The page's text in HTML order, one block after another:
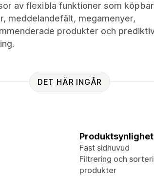
av flexibla funktioner som
meddelandefält, megamenyer,
produkter och
DET HÄR INGÅR
Produktsynlighet
Fast sidhuvud
Filtrering och
produkter